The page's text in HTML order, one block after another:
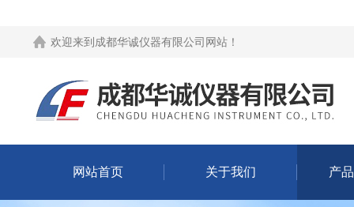
欢迎来到 成都华诚仪器有限公司网站 ！
网站首页 关于我们 产